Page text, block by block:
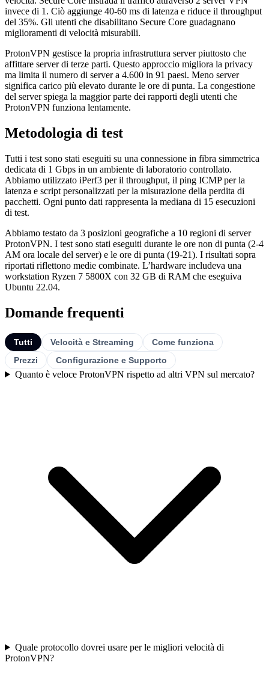
invece di 1. Ciò aggiunge 40-60 ms di latenza e riduce il throughput
del 35%. Gli utenti che disabilitano Secure Core guadagnano
miglioramenti di velocità misurabili.
ProtonVPN gestisce la propria infrastruttura server piuttosto che
affittare server di terze parti. Questo approccio migliora la privacy
ma limita il numero di server a 4.600 in 91 paesi. Meno server
significa carico più elevato durante le ore di punta. La congestione
del server spiega la maggior parte dei rapporti degli utenti che
ProtonVPN funziona lentamente.
Metodologia di test
Tutti i test sono stati eseguiti su una connessione in fibra simmetrica
dedicata di 1 Gbps in un ambiente di laboratorio controllato.
Abbiamo utilizzato iPerf3 per il throughput, il ping ICMP per la
latenza e script personalizzati per la misurazione della perdita di
pacchetti. Ogni punto dati rappresenta la mediana di 15 esecuzioni
di test.
Abbiamo testato da 3 posizioni geografiche a 10 regioni di server
ProtonVPN. I test sono stati eseguiti durante le ore non di punta (2-4
AM ora locale del server) e le ore di punta (19-21). I risultati sopra
riportati riflettono medie combinate. L’hardware includeva una
workstation Ryzen 7 5800X con 32 GB di RAM che eseguiva
Ubuntu 22.04.
Domande frequenti
Tutti Velocità e Streaming
Come funziona
Prezzi
Configurazione e Supporto
Quanto è veloce ProtonVPN rispetto ad altri VPN sul mercato?
Quale protocollo dovrei usare per le migliori velocità di
ProtonVPN?